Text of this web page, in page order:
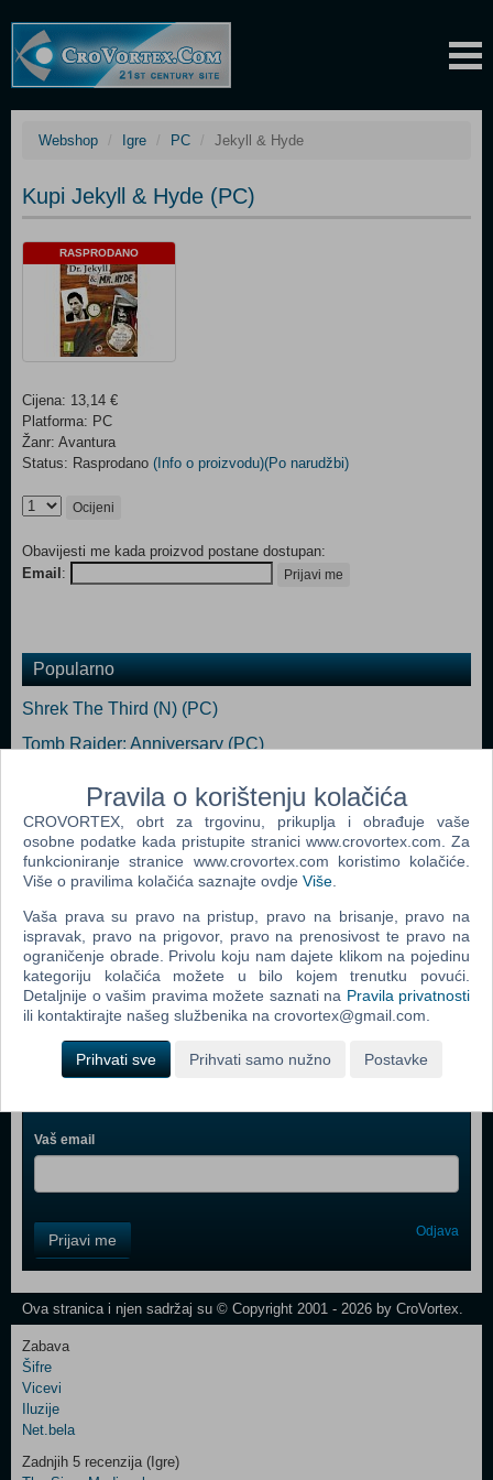
Webshop Igre PC Jekyll & Hyde
Kupi Jekyll & Hyde (PC)
RASPRODANO
Cijena: 13,14 €
Platforma: PC
Žanr: Avantura
Status: Rasprodano (Info o proizvodu)(Po narudžbi)
Ocijeni
Obavijesti me kada proizvod postane dostupan:
Email : Prijavi me
Popularno
Shrek The Third (N) (PC)
Tomb Raider: Anniversary (PC)
Dreamfall: The Longest Journey (PC)
Pirates Of The Caribbean: Legend Of Jack Sparrow (PC)
Secret Files Tunguska (PC)
Webshop newsletter
Ime i prezime
Vaš email
Field
One
Newsletter
Control
Field
Two
Newsletter
Prijavi me Odjava
Ova stranica i njen sadržaj su © Copyright 2001 - 2026 by CroVortex.
Zabava
Šifre
Vicevi
Iluzije
Net.bela
Zadnjih 5 recenzija (Igre)
Pravila o korištenju kolačića
CROVORTEX, obrt za trgovinu, prikuplja i obrađuje vaše
osobne podatke kada pristupite stranici www.crovortex.com. Za
funkcioniranje stranice www.crovortex.com koristimo kolačiće.
Više o pravilima kolačića saznajte ovdje Više
Vaša prava su pravo na pristup, pravo na brisanje, pravo na
ispravak, pravo na prigovor, pravo na prenosivost te pravo na
ograničenje obrade. Privolu koju nam dajete klikom na pojedinu
kategoriju kolačića možete u bilo kojem trenutku povući.
Detaljnije o vašim pravima možete saznati na Pravila privatnosti
ili kontaktirajte našeg službenika na crovortex@gmail.com.
Prihvati sve Prihvati samo nužno Postavke